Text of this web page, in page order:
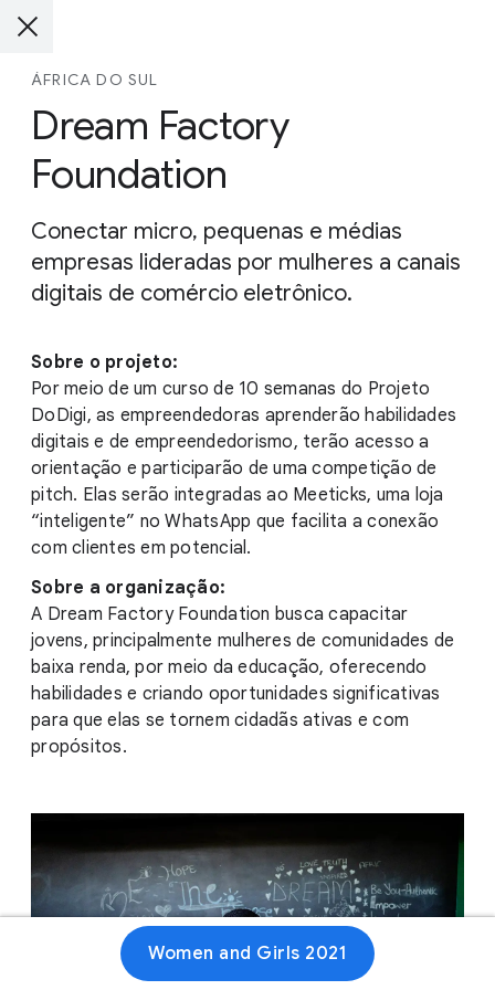
ÁFRICA DO SUL
Dream Factory
Foundation
Conectar micro, pequenas e médias
empresas lideradas por mulheres a canais
digitais de comércio eletrônico.
Sobre o projeto:
Por meio de um curso de 10 semanas do Projeto
DoDigi, as empreendedoras aprenderão habilidades
digitais e de empreendedorismo, terão acesso a
orientação e participarão de uma competição de
pitch. Elas serão integradas ao Meeticks, uma loja
“inteligente” no WhatsApp que facilita a conexão
com clientes em potencial.
Sobre a organização:
A Dream Factory Foundation busca capacitar
jovens, principalmente mulheres de comunidades de
baixa renda, por meio da educação, oferecendo
habilidades e criando oportunidades significativas
para que elas se tornem cidadãs ativas e com
propósitos.
Women and Girls 2021